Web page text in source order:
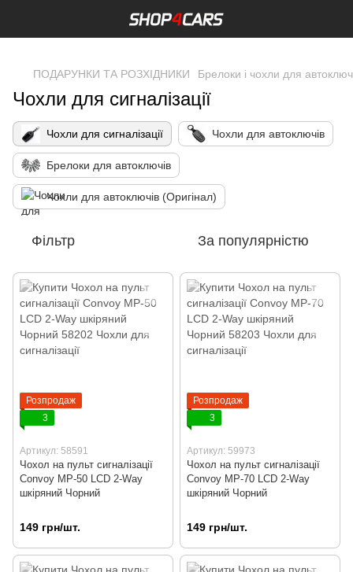
ПОДАРУНКИ ТА РОЗХІДНИКИ Брелоки і чохли для
Чохли для сигналізації
Чохли для сигналізації Чохли для автоключів
Брелоки для автоключів
Чохли для автоключів (Оригінал)
Фільтр За популярністю
Розпродаж
3
Артикул: 58591
Чохол на пульт сигналізації
Convoy MP-50 LCD 2-Way
шкіряний Чорний
149 грн/шт.
Розпродаж
3
Артикул: 59973
Чохол на пульт сигналізації
Convoy MP-70 LCD 2-Way
шкіряний Чорний
149 грн/шт.